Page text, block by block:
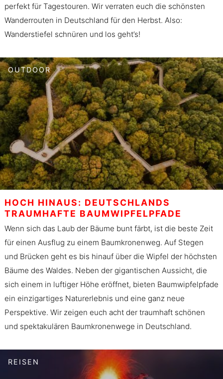
perfekt für Tagestouren. Wir verraten euch die schönsten
Wanderrouten in Deutschland für den Herbst. Also:
Wanderstiefel schnüren und los geht’s!
OUTDOOR
HOCH HINAUS: DEUTSCHLANDS
TRAUMHAFTE BAUMWIPFELPFADE
Wenn sich das Laub der Bäume bunt färbt, ist die beste Zeit
für einen Ausflug zu einem Baumkronenweg. Auf Stegen
und Brücken geht es bis hinauf über die Wipfel der höchsten
Bäume des Waldes. Neben der gigantischen Aussicht, die
sich einem in luftiger Höhe eröffnet, bieten Baumwipfelpfade
ein einzigartiges Naturerlebnis und eine ganz neue
Perspektive. Wir zeigen euch acht der traumhaft schönen
und spektakulären Baumkronenwege in Deutschland.
REISEN